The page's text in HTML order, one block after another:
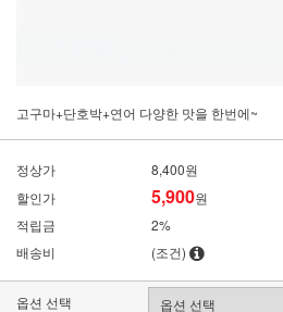
고구마+단호박+연어 다양한 맛을 한번에~
정상가
8,400원
할인가
5,900원
적립금
2%
배송비
(조건)
옵션 선택